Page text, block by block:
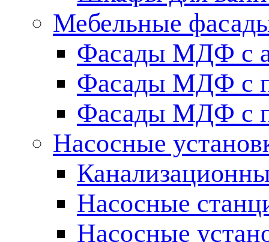
Мебельные
Фасады МДФ c
Фасады МДФ с
Фасады МДФ с
Насосные
Насосные
Насосные